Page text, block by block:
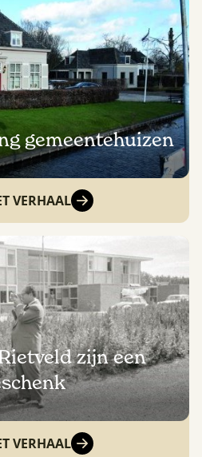
gemeentehuizen
VERHAAL
zijn een
VERHAAL